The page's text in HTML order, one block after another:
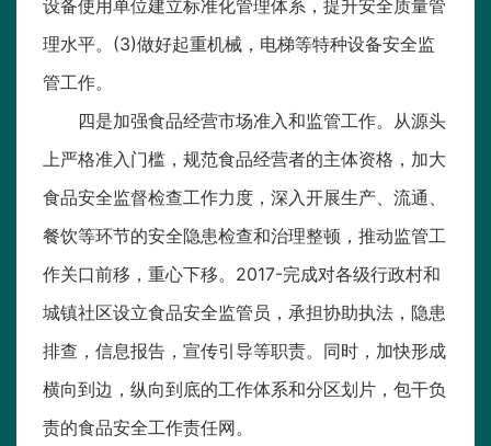
设备使用单位建立标准化管理体系，提升安全质量管
理水平。(3)做好起重机械，电梯等特种设备安全监
管工作。
四是加强食品经营市场准入和监管工作。从源头
上严格准入门槛，规范食品经营者的主体资格，加大
食品安全监督检查工作力度，深入开展生产、流通、
餐饮等环节的安全隐患检查和治理整顿，推动监管工
作关口前移，重心下移。2017-完成对各级行政村和
城镇社区设立食品安全监管员，承担协助执法，隐患
排查，信息报告，宣传引导等职责。同时，加快形成
横向到边，纵向到底的工作体系和分区划片，包干负
责的食品安全工作责任网。